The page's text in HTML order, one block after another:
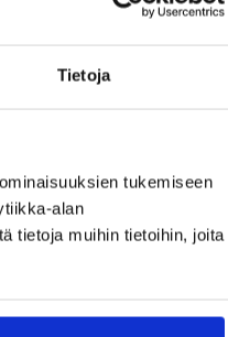
Tietoja
tukemiseen
alan
tietoja muihin tietoihin, joita
pelatun
Suomi
ensi